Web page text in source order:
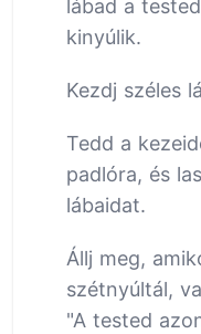
lábad a
kinyúlik.
Kezdj széles
Tedd a
padlóra, és
lábaidat.
Állj meg,
szétnyúltál,
"A tested